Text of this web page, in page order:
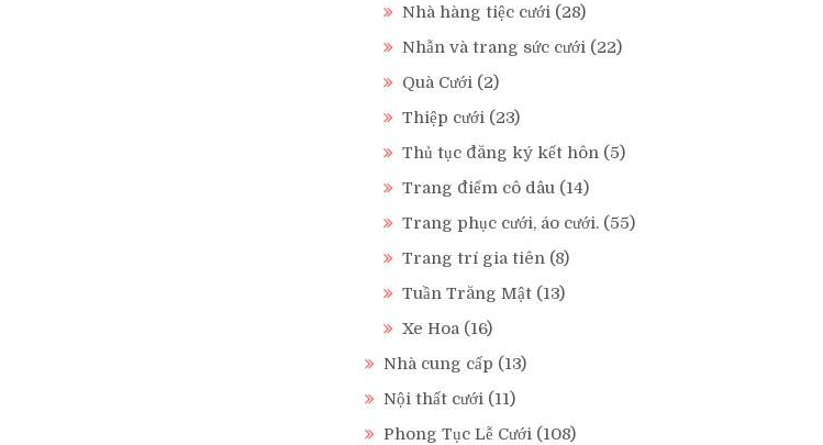
Nhà hàng tiệc cưới (28)
Nhẫn và trang sức cưới (22)
Quà Cưới (2)
Thiệp cưới (23)
Thủ tục đăng ký kết hôn (5)
Trang điểm cô dâu (14)
Trang phục cưới, áo cưới. (55)
Trang trí gia tiên (8)
Tuần Trăng Mật (13)
Xe Hoa (16)
Nhà cung cấp (13)
Nội thất cưới (11)
Phong Tục Lễ Cưới (108)